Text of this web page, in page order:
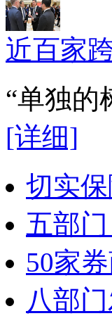
近百家
“单独的
[详细]
切实
五部
50家
八部